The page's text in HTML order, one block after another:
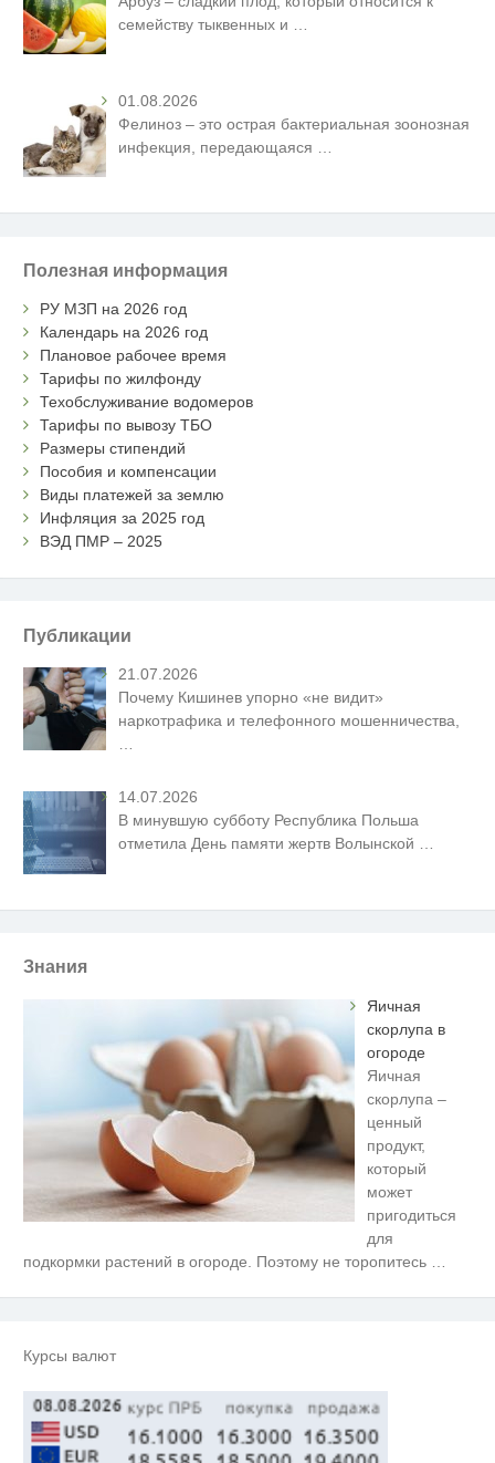
семейству тыквенных и
01.08.2026
Фелиноз – это острая бактериальная зоонозная
инфекция, передающаяся
Полезная информация
РУ МЗП на 2026 год
Календарь на 2026 год
Плановое рабочее время
Тарифы по жилфонду
Техобслуживание водомеров
Тарифы по вывозу ТБО
Размеры стипендий
Пособия и компенсации
Виды платежей за землю
Инфляция за 2025 год
ВЭД ПМР – 2025
Публикации
21.07.2026
Почему Кишинев упорно «не видит»
наркотрафика и телефонного мошенничества,
14.07.2026
В минувшую субботу Республика Польша
отметила День памяти жертв Волынской …
Знания
Яичная
скорлупа в
огороде
Яичная
скорлупа –
ценный
продукт,
который
может
пригодиться
для
подкормки растений в огороде. Поэтому не торопитесь
Курсы валют
без слов! Пересмотрела 10 раз
пропавшего Усольцева: вторая
жена и дочь